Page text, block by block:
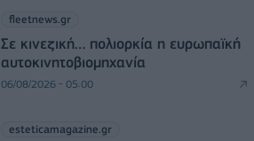
fleetnews.gr
Σε κινεζική… πολιορκία η ευρωπαϊκή
αυτοκινητοβιομηχανία
06/08/2026 - 05:00
esteticamagazine.gr